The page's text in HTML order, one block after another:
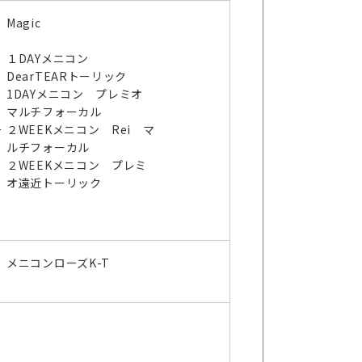
Magic
１DAYメニコン
DearTEARトーリック
1DAYメニコン プレミオ
マルチフォーカル
２WEEKメニコン Rei マ
ルチフォーカル
２WEEKメニコン プレミ
オ遠近トーリック
メニコンローズK-T